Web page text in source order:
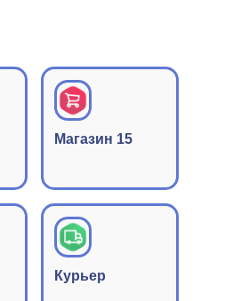
Магазин 15
Курьер
разбор